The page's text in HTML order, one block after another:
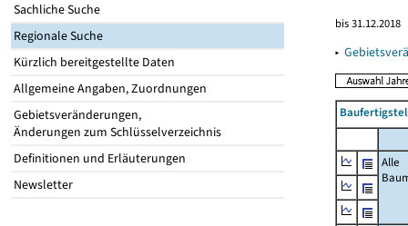
Sachliche Suche
Regionale Suche
Kürzlich bereitgestellte Daten
Allgemeine Angaben, Zuordnungen
Gebietsveränderungen,
Änderungen zum Schlüsselverzeichnis
Definitionen und Erläuterungen
Newsletter
bis 31.12.2018
▸
Alle